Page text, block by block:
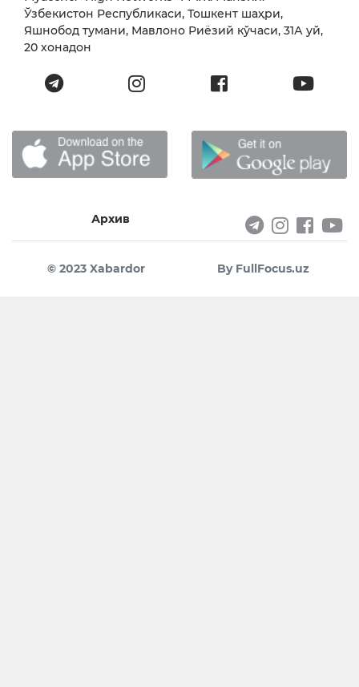
Ўзбекистон Республикаси, Тошкент шаҳри,
Яшнобод тумани, Мавлоно Риёзий кўчаси, 31А уй,
20 хонадон
Архив
© 2023 Xabardor By FullFocus.uz